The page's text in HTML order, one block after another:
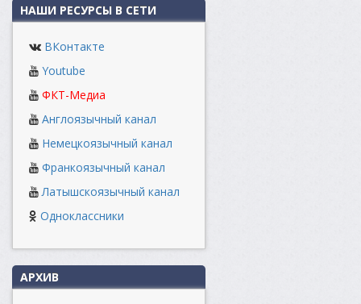
НАШИ РЕСУРСЫ В СЕТИ
ВКонтакте
Youtube
ФКТ-Медиа
Англоязычный канал
Немецкоязычный канал
Франкоязычный канал
Латышскоязычный канал
Одноклассники
АРХИВ